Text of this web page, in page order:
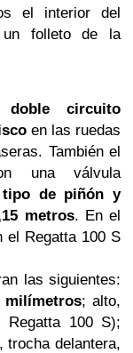
el interior del
un folleto de la
doble circuito
en las ruedas
También el
una válvula
tipo de piñón y
metros. En el
el Regatta 100 S
las siguientes:
milímetros; alto,
Regatta 100 S);
trocha delantera,